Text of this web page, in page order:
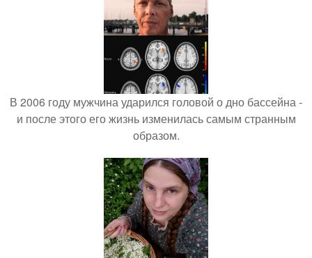
В 2006 году мужчина ударился головой о дно бассейна -
и после этого его жизнь изменилась самым странным
образом.